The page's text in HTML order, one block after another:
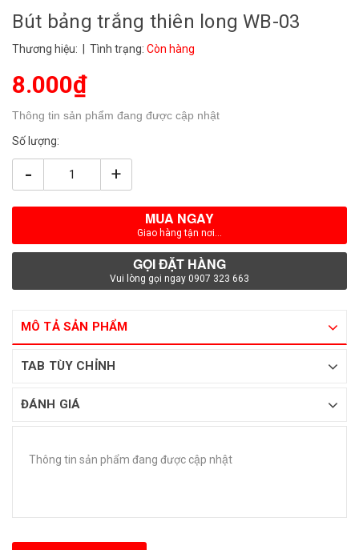
Bút bảng trắng thiên long WB-03
Thương hiệu: | Tình trạng: Còn hàng
8.000₫
Thông tin sản phẩm đang được cập nhật
Số lượng:
- +
MUA NGAY
Giao hàng tận nơi...
GỌI ĐẶT HÀNG
Vui lòng gọi ngay 0907 323 663
MÔ TẢ SẢN PHẨM
TAB TÙY CHỈNH
ĐÁNH GIÁ
Thông tin sản phẩm đang được cập nhật